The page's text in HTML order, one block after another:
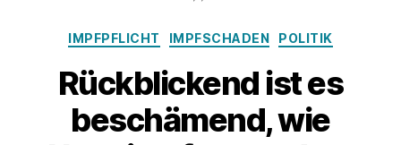
Kategorien
IMPFPFLICHT IMPFSCHADEN POLITIK
Rückblickend ist es
beschämend, wie